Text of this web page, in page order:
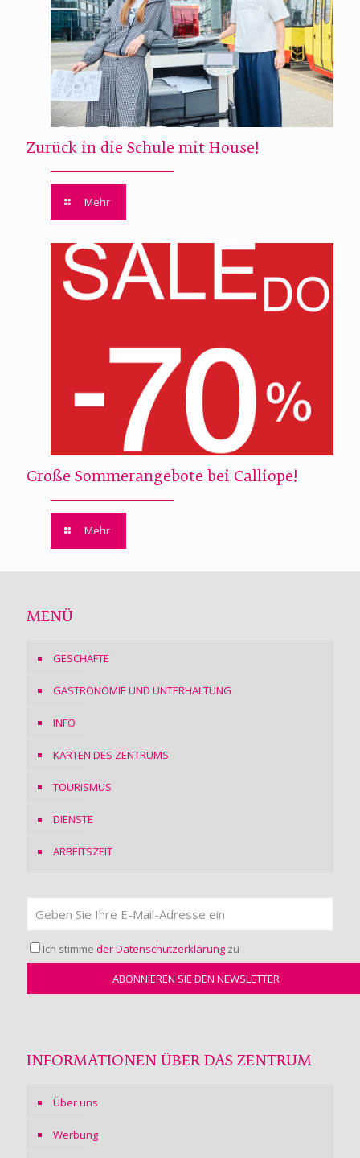
Zurück in die Schule mit House!
Mehr
Große Sommerangebote bei Calliope!
Mehr
MENÜ
GESCHÄFTE
GASTRONOMIE UND UNTERHALTUNG
INFO
KARTEN DES ZENTRUMS
TOURISMUS
DIENSTE
ARBEITSZEIT
Ich stimme der Datenschutzerklärung zu
INFORMATIONEN ÜBER DAS ZENTRUM
Über uns
Werbung